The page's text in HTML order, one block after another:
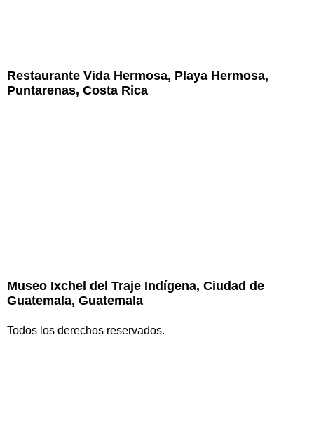
Restaurante Vida Hermosa, Playa Hermosa,
Puntarenas, Costa Rica
Museo Ixchel del Traje Indígena, Ciudad de
Guatemala, Guatemala
Todos los derechos reservados.